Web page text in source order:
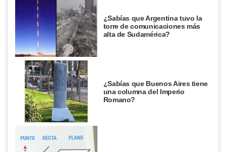
¿Sabías que Argentina tuvo la
torre de comunicaciones más
alta de Sudamérica?
¿Sabías que Buenos Aires tiene
una columna del Imperio
Romano?